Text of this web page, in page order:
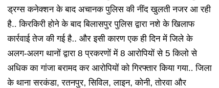
ड्रग्स कनेक्शन के बाद अचानक पुलिस की नींद खुलती नजर आ रही
है.. किरकिरी होने के बाद बिलासपुर पुलिस द्वारा नशे के खिलाफ
कार्रवाई तेज की गई है.. और इसी कारण एक ही दिन में जिले के
अलग-अलग थानों द्वारा 8 प्रकरणों में 8 आरोपियों से 5 किलो से
अधिक का गांजा बरामद कर आरोपियों को गिरफ्तार किया गया.. जिला
के थाना सरकंडा, रतनपुर, सिविल, लाइन, कोनी, तोरवा और